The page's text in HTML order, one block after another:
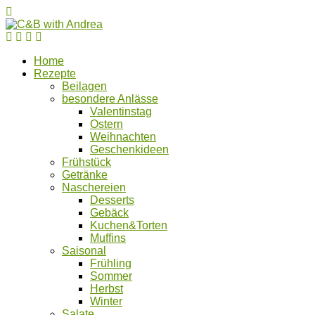
Home
Rezepte
Beilagen
besondere Anlässe
Valentinstag
Ostern
Weihnachten
Geschenkideen
Frühstück
Getränke
Naschereien
Desserts
Gebäck
Kuchen&Torten
Muffins
Saisonal
Frühling
Sommer
Herbst
Winter